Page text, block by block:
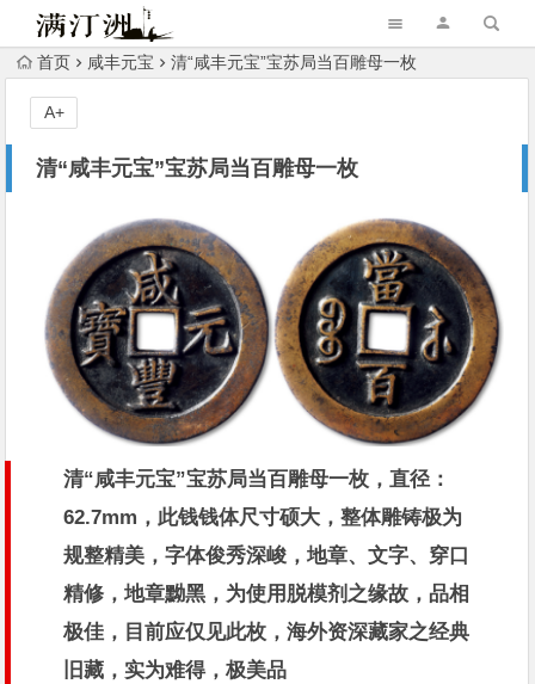
首页 咸丰元宝 清“咸丰元宝”宝苏局当百雕母一枚
清“咸丰元宝”宝苏局当百雕母一枚
A+
清“咸丰元宝”宝苏局当百雕母一枚，直径：
62.7mm，此钱钱体尺寸硕大，整体雕铸极为
规整精美，字体俊秀深峻，地章、文字、穿口
精修，地章黝黑，为使用脱模剂之缘故，品相
极佳，目前应仅见此枚，海外资深藏家之经典
旧藏，实为难得，极美品